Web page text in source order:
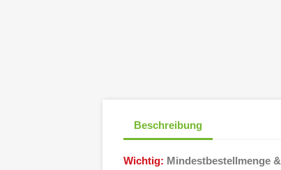
Beschreibung
Wichtig: Mindestbestellmenge